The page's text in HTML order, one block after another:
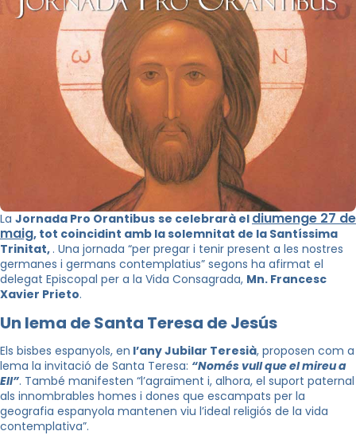
La Jornada Pro Orantibus se celebrarà el diumenge 27 de
maig, tot coincidint amb la solemnitat de la Santíssima
Trinitat, . Una jornada “per pregar i tenir present a les nostres
germanes i germans contemplatius” segons ha afirmat el
delegat Episcopal per a la Vida Consagrada, Mn. Francesc
Xavier Prieto.
Un lema de Santa Teresa de Jesús
Els bisbes espanyols, en l’any Jubilar Teresià, proposen com a
lema la invitació de Santa Teresa: “Només vull que el mireu a
Ell”. També manifesten “l’agraïment i, alhora, el suport paternal
als innombrables homes i dones que escampats per la
geografia espanyola mantenen viu l’ideal religiós de la vida
contemplativa”.